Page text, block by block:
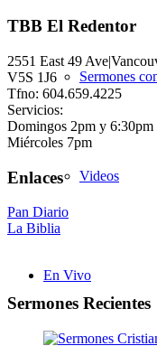
Sermones
Videos
En Vivo
TBB El Redentor
2551 East 49
V5S 1J6
Tfno: 604.659.4225
Servicios:
Domingos 2pm y 6:30pm
Miércoles 7pm
Enlaces
Pan Diario
La Biblia
Sermones Recientes